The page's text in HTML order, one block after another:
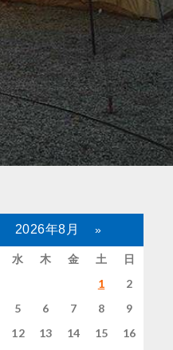
2026年8月 »
水 木 金 土
日
1
2
5 6 7 8
9
12 13 14 15
16